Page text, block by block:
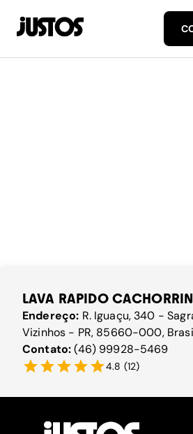
LAVA RAPIDO
Endereço: R. Iguaçu, 340 -
Vizinhos - PR, 85660-000,
Contato:(46) 99928-5469
4.8 (12)